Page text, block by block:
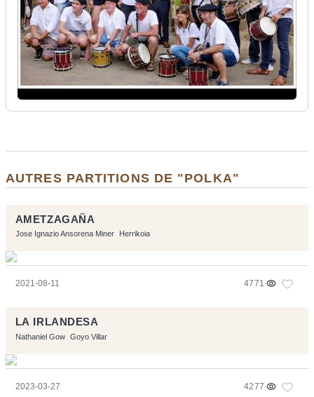
AUTRES PARTITIONS DE "POLKA"
AMETZAGAÑA
Jose Ignazio Ansorena Miner Herrikoia
2021-08-11 4771
LA IRLANDESA
Nathaniel Gow Goyo Villar
2023-03-27 4277